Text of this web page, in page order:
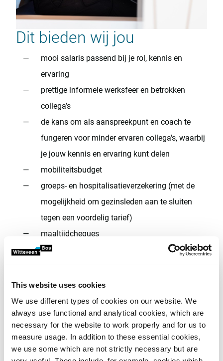
This website uses cookies
We use different types of cookies on our website. We
always use functional and analytical cookies, which are
necessary for the website to work properly and for us to
measure usage. In addition to these essential cookies,
we use some which are not strictly necessary but are
Dit bieden wij jou
mooi salaris passend bij je rol, kennis en
ervaring
prettige informele werksfeer en betrokken
collega’s
de kans om als aanspreekpunt en coach te
fungeren voor minder ervaren collega's, waarbij
je jouw kennis en ervaring kunt delen
mobiliteitsbudget
groeps- en hospitalisatieverzekering (met de
mogelijkheid om gezinsleden aan te sluiten
tegen een voordelig tarief)
maaltijdcheques
onkostenvergoeding
cafetariaplan, met o.a. de mogelijkheid om
extra dagen vakantie of een tablet aan te
kopen, je smartphone te upgraden, enz.
diverse opleidingen gericht op zowel
persoonlijke als professionele groei